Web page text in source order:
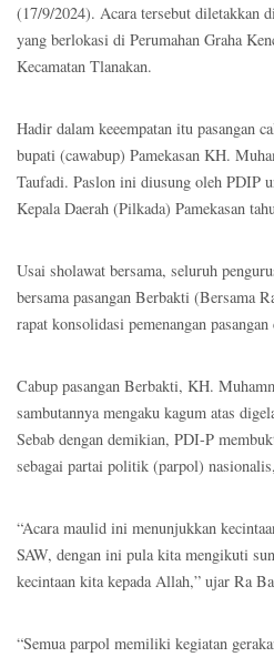
(17/9/2024). Acara tersebut diletakkan
yang berlokasi di Perumahan Graha
Kecamatan Tlanakan.
Hadir dalam keeempatan itu pasangan
bupati (cawabup) Pamekasan KH.
Taufadi. Paslon ini diusung oleh PDIP
Kepala Daerah (Pilkada) Pamekasan
Usai sholawat bersama, seluruh
bersama pasangan Berbakti (Bersama
rapat konsolidasi pemenangan
Cabup pasangan Berbakti, KH.
sambutannya mengaku kagum atas
Sebab dengan demikian, PDI-P
sebagai partai politik (parpol)
“Acara maulid ini menunjukkan
SAW, dengan ini pula kita mengikuti
kecintaan kita kepada Allah,” ujar Ra
“Semua parpol memiliki kegiatan